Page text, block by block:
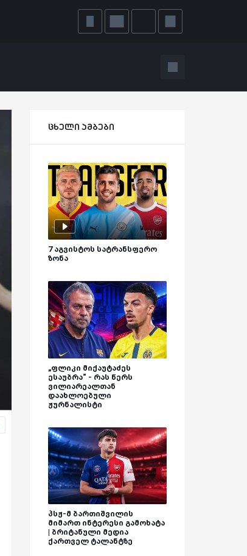
ცხელი ამბები
7 აგვისტოს სატრანსფერო
ზონა
„ფლიკი მიქაუტაძეს
ესაუბრა“ - რას წერს
ვილიარეალთან
დაახლოებული
ჟურნალისტი
პსჟ-მ ბართიშვილის
მიმართ ინტერესი გამოხატა
| ბრიტანული მედია
ქართველ ტალანტზე